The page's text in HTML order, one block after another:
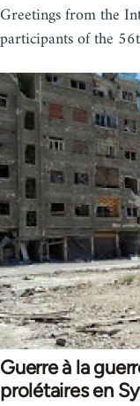
Greetings from the
participants of the
Guerre à la
prolétaires en